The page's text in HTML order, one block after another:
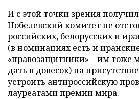
И с этой точки зрения
Нобелевский комитет не
российских, белорусских и
(в номинациях есть и
«правозащитники» – им тоже
дать в довесок) на
устроить антироссийскую
лауреатами премии мира.